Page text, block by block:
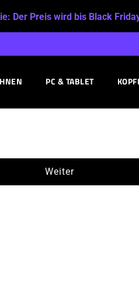
Der Preis wird bis Black
PC & TABLET
Weiter